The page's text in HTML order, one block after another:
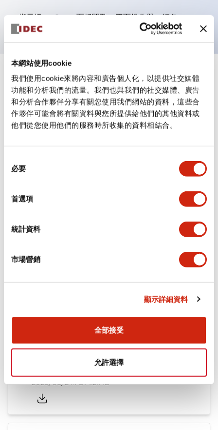
本網站使用cookie
我們使用cookie來將內容和廣告個人化，以提供社交媒體
功能和分析我們的流量。我們也與我們的社交媒體、廣告
和分析合作夥伴分享有關您使用我們網站的資料，這些合
作夥伴可能會將有關資料與您所提供給他們的其他資料或
他們從您使用他們的服務時所收集的資料相結合。
必要
首選項
統計資料
市場營銷
顯示詳細資料
全部接受
允許選擇
指示燈，φ8mm 面板開孔，平面操作器，紅色
規格 顯示全部
審美規範
機械規格
文件和檔案
技術文件
2025/10/02.PDF562.26KB
2025/08/24.PDF1.21MB